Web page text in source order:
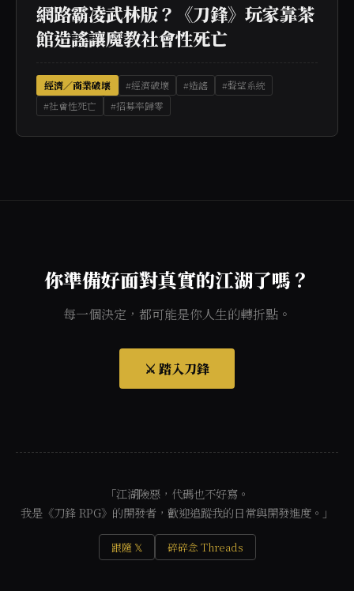
網路霸凌武林版？《刀鋒》玩家靠茶
館造謠讓魔教社會性死亡
經濟／商業破壞 #經濟破壞 #造謠
#聲望系統
#社會性死亡
#招募率歸零
你準備好面對真實的江湖了嗎？
每一個決定，都可能是你人生的轉折點。
⚔️ 踏入刀鋒
「江湖險惡，代碼也不好寫。
我是《刀鋒 RPG》的開發者，歡迎追蹤我的日常與開發進度。」
跟隨 𝕏 碎碎念 Threads